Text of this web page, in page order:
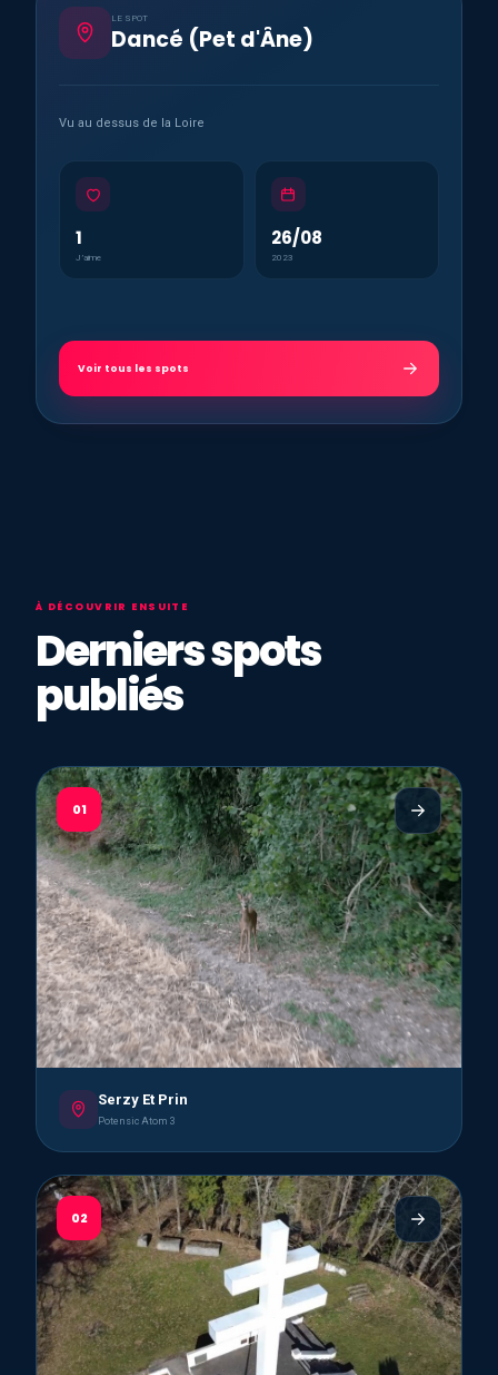
LE SPOT
Dancé (Pet d'Âne)
Vu au dessus de la Loire
1
J’aime
26/08
2023
Voir tous les spots
À DÉCOUVRIR ENSUITE
Derniers spots
publiés
01
Serzy Et Prin
Potensic Atom 3
02